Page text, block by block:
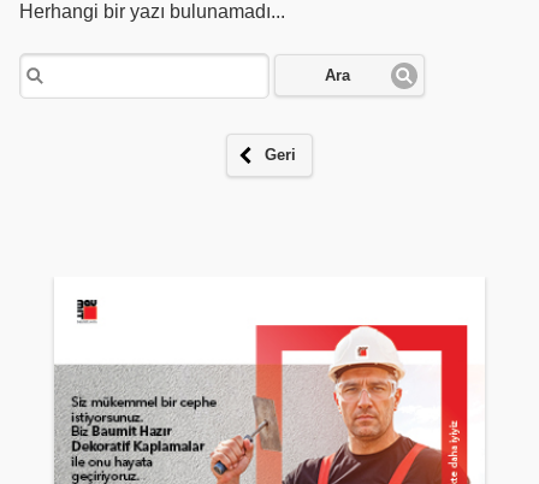
Herhangi bir yazı bulunamadı...
Ara
Geri